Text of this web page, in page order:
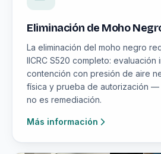
Eliminación de Moho
La eliminación del moho negro
IICRC S520 completo: evaluación
contención con presión de aire
física y prueba de autorización —
no es remediación.
Más información